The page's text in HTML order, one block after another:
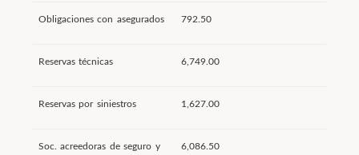
Obligaciones con asegurados 792.50
Reservas técnicas 6,749.00
Reservas por siniestros 1,627.00
Soc. acreedoras de seguro y
6,086.50